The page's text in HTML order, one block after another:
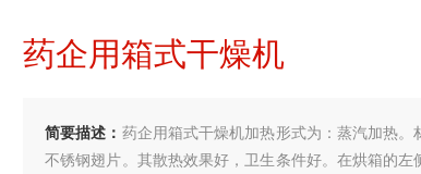
药企用箱式干燥机
简要描述： 药企用箱式干燥机加热形式为：蒸汽加热。
不锈钢翅片。其散热效果好，卫生条件好。在烘箱的左